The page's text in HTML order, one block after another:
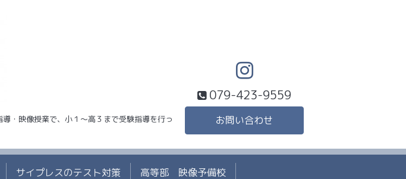
・映像授業で、小１～高３まで受験指導を行っ
079-423-9559
お問い合わせ
サイプレスのテスト対策 高等部 映像予備校